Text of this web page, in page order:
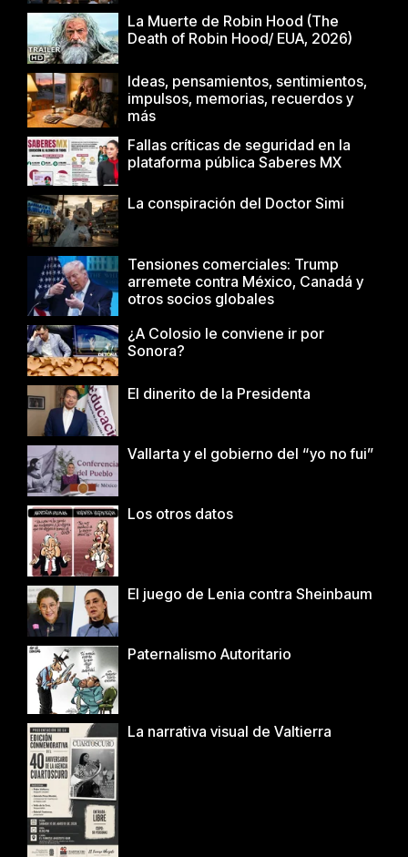
La Muerte de Robin Hood (The
Death of Robin Hood/ EUA, 2026)
Ideas, pensamientos, sentimientos,
impulsos, memorias, recuerdos y
más
Fallas críticas de seguridad en la
plataforma pública Saberes MX
La conspiración del Doctor Simi
Tensiones comerciales: Trump
arremete contra México, Canadá y
otros socios globales
¿A Colosio le conviene ir por
Sonora?
El dinerito de la Presidenta
Vallarta y el gobierno del “yo no fui”
Los otros datos
El juego de Lenia contra Sheinbaum
Paternalismo Autoritario
La narrativa visual de Valtierra